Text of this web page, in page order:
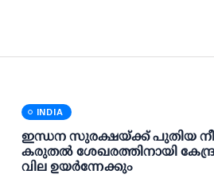
INDIA
ഇന്ധന സുരക്ഷയ്ക്ക് പുതിയ
കരുതല്‍ ശേഖരത്തിനായി
വില ഉയര്‍ന്നേക്കും